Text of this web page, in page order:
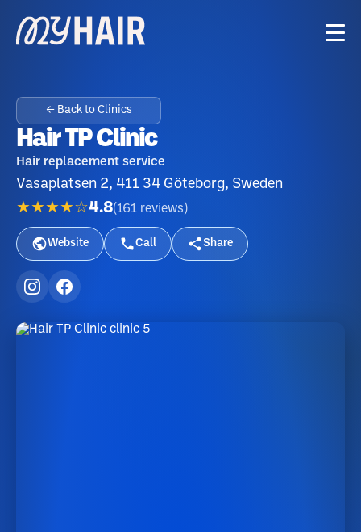
← Back to Clinics
Hair TP Clinic
Hair replacement service
Vasaplatsen 2, 411 34 Göteborg, Sweden
★★★★☆4.8(161 reviews )
Website Call Share